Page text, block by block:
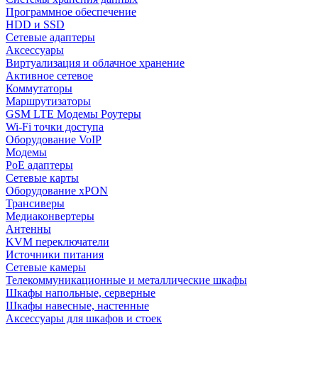
Программное обеспечение
HDD и SSD
Сетевые адаптеры
Аксессуары
Виртуализация и облачное хранение
Активное сетевое
Коммутаторы
Маршрутизаторы
GSM LTE Модемы Роутеры
Wi-Fi точки доступа
Оборудование VoIP
Модемы
PoE адаптеры
Сетевые карты
Оборудование xPON
Трансиверы
Медиаконвертеры
Антенны
KVM переключатели
Источники питания
Сетевые камеры
Телекоммуникационные и металлические шкафы
Шкафы напольные, серверные
Шкафы навесные, настенные
Аксессуары для шкафов и стоек